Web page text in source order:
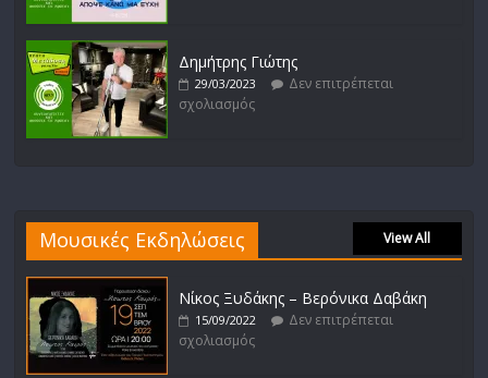
Δημήτρης Γιώτης
29/03/2023
Δεν επιτρέπεται
σχολιασμός
Μουσικές Εκδηλώσεις View All
Νίκος Ξυδάκης – Βερόνικα Δαβάκη
15/09/2022
Δεν επιτρέπεται
σχολιασμός